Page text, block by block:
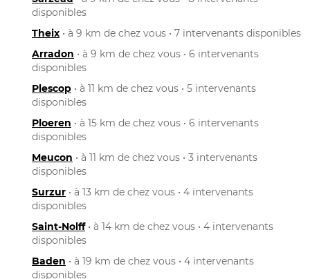
disponibles
Theix • à 9 km de chez vous • 7 intervenants disponibles
Arradon • à 9 km de chez vous • 6 intervenants
disponibles
Plescop • à 11 km de chez vous • 5 intervenants
disponibles
Ploeren • à 15 km de chez vous • 6 intervenants
disponibles
Meucon • à 11 km de chez vous • 3 intervenants
disponibles
Surzur • à 13 km de chez vous • 4 intervenants
disponibles
Saint-Nolff• à 14 km de chez vous • 4 intervenants
disponibles
Baden • à 19 km de chez vous • 4 intervenants
disponibles